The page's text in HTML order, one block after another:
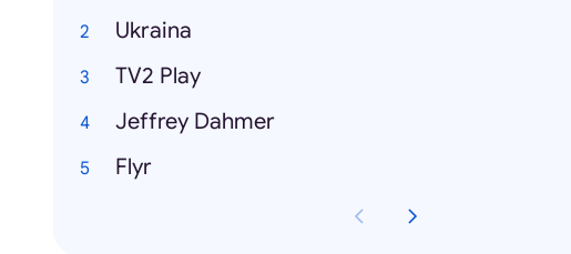
Ukraina
TV2 Play
Jeffrey Dahmer
Flyr